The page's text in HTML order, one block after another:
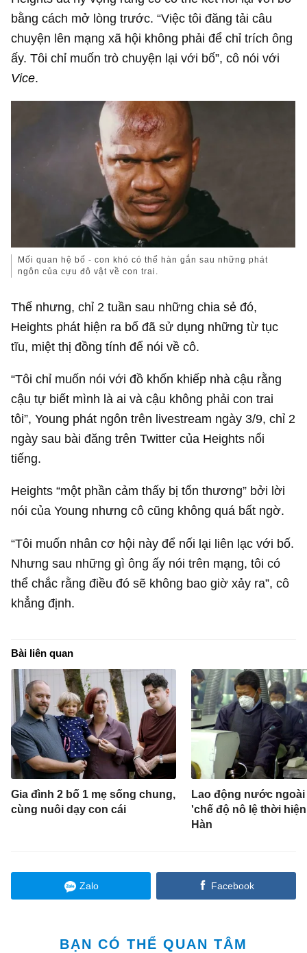
bằng cách mở lòng trước. “Việc tôi đăng tải câu
chuyện lên mạng xã hội không phải để chỉ trích ông
ấy. Tôi chỉ muốn trò chuyện lại với bố”, cô nói với
Vice.
Mối quan hệ bố - con khó có thể hàn gắn sau những phát
ngôn của cựu đô vật về con trai.
Thế nhưng, chỉ 2 tuần sau những chia sẻ đó,
Heights phát hiện ra bố đã sử dụng những từ tục
tĩu, miệt thị đồng tính để nói về cô.
“Tôi chỉ muốn nói với đồ khốn khiếp nhà cậu rằng
cậu tự biết mình là ai và cậu không phải con trai
tôi”, Young phát ngôn trên livestream ngày 3/9, chỉ 2
ngày sau bài đăng trên Twitter của Heights nổi
tiếng.
Heights “một phần cảm thấy bị tổn thương” bởi lời
nói của Young nhưng cô cũng không quá bất ngờ.
“Tôi muốn nhân cơ hội này để nối lại liên lạc với bố.
Nhưng sau những gì ông ấy nói trên mạng, tôi có
thể chắc rằng điều đó sẽ không bao giờ xảy ra”, cô
khẳng định.
Bài liên quan
Gia đình 2 bố 1 mẹ sống chung,
cùng nuôi dạy con cái
Lao động nước ngoài
'chế độ nô lệ thời
Hàn
Zalo Facebook
BẠN CÓ THỂ QUAN TÂM